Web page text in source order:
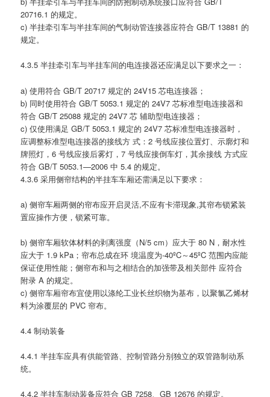
20716.1 的规定。
c) 半挂牵引车与半挂车间的气制动管连接器应符合 GB/T 13881 的
规定。
4.3.5 半挂牵引车与半挂车间的电连接器还应满足以下要求之一：
a) 使用符合 GB/T 20717 规定的 24V15 芯电连接器；
b) 同时使用符合 GB/T 5053.1 规定的 24V7 芯标准型电连接器和
符合 GB/T 25088 规定的 24V7 芯 辅助型电连接器；
c) 仅使用满足 GB/T 5053.1 规定的 24V7 芯标准型电连接器时，
应调整标准型电连接器的接线方 式：2 号线应接位置灯、示廓灯和
牌照灯，6 号线应接后雾灯，7 号线应接倒车灯，其余接线 方式应
符合 GB/T 5053.1—2006 中 5.4 的规定。
4.3.6 采用侧帘结构的半挂车车厢还需满足以下要求：
a) 侧帘车厢两侧的帘布应开启灵活,不应有卡滞现象,其帘布锁紧装
置应操作方便，锁紧可靠。
b) 侧帘车厢软体材料的剥离强度（N/5 cm）应大于 80 N，耐水性
应大于 1.9 kPa；帘布总成在环 境温度为-40ºC～45ºC 范围内应能
保证使用性能；侧帘布和与之相结合的加强带及相关部件 应符合
附录 A 的规定。
c) 侧帘车厢帘布宜使用以涤纶工业长丝织物为基布，以聚氯乙烯材
料为涂覆层的 PVC 帘布。
4.4 制动装备
4.4.1 半挂车应具有供能管路、控制管路分别独立的双管路制动系
统。
4.4.2 半挂车制动装备应符合 GB 7258、GB 12676 的规定。